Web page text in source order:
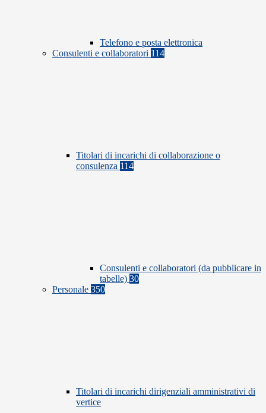
Telefono e posta elettronica
Consulenti e collaboratori 114
Titolari di incarichi di collaborazione o
consulenza 114
Consulenti e collaboratori (da pubblicare in
tabelle) 30
Personale 350
Titolari di incarichi dirigenziali amministrativi di
vertice